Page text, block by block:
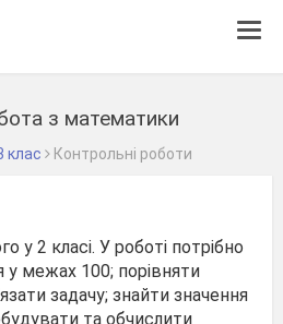
з математики
клас Контрольні роботи
у 2 класі. У роботі потрібно
у межах 100; порівняти
задачу; знайти значення
та обчислити